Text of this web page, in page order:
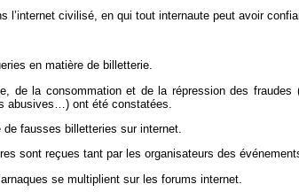
l’internet civilisé, en qui tout internaute peut avoir
en matière de billetterie.
de la consommation et de la répression des
abusives…) ont été constatées.
fausses billetteries sur internet.
sont reçues tant par les organisateurs des
se multiplient sur les forums internet.